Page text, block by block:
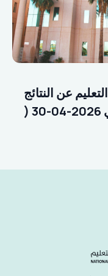
عن النتائج
المالية الأولية للفترة المنتهية في 2026-04-30 (